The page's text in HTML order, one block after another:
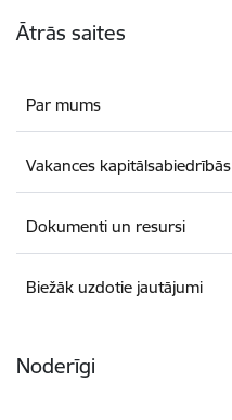
Ātrās saites
Par mums
Vakances kapitālsabiedrībās
Dokumenti un resursi
Biežāk uzdotie jautājumi
Noderīgi